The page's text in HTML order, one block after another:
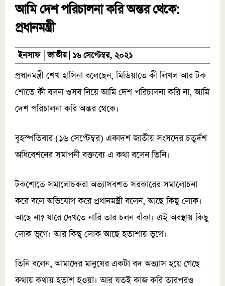
আমি দেশ পরিচালনা করি অন্তর থেকে:
প্রধানমন্ত্রী
ইনসাফ জাতীয় ১৬ সেপ্টেম্বর, ২০২১
প্রধানমন্ত্রী শেখ হাসিনা বলেছেন, মিডিয়াতে কী লিখল আর টক
শোতে কী বলল ওসব নিয়ে আমি দেশ পরিচালনা করি না, আমি
দেশ পরিচালনা করি অন্তর থেকে।
বৃহস্পতিবার (১৬ সেপ্টেম্বর) একাদশ জাতীয় সংসদের চতুর্দশ
অধিবেশনের সমাপনী বক্তব্যে এ কথা বলেন তিনি।
টকশোতে সমালোচকরা অভ্যাসবশত সরকারের সমালোচনা
করে বলে অভিযোগ করে প্রধানমন্ত্রী বলেন, আছে কিছু লোক।
আছে না? যারে দেখতে নারি তার চলন বাঁকা। এই অবস্থায় কিছু
লোক ভুগে। আর কিছু লোক আছে হতাশায় ভুগে।
তিনি বলেন, আমাদের মানুষের একটা বদ অভ্যাস হয়ে গেছে
কথায় কথায় হতাশ হওয়া। আর যতই কাজ করি তারপরও